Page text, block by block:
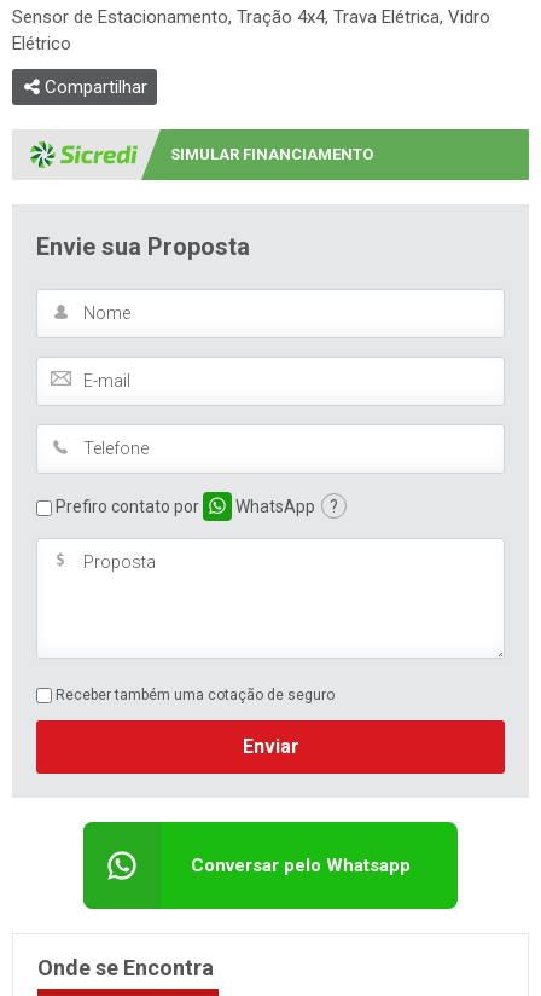
Sensor de Estacionamento, Tração 4x4, Trava Elétrica, Vidro
Elétrico
Compartilhar
SIMULAR FINANCIAMENTO
Envie sua Proposta
Prefiro contato por WhatsApp ?
Receber também uma cotação de seguro
Enviar
Conversar pelo Whatsapp
Onde se Encontra